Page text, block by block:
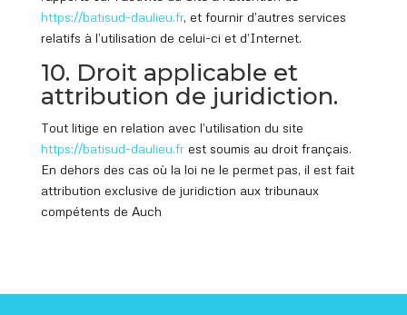
https://batisud-daulieu.fr, et fournir d’autres services
relatifs à l’utilisation de celui-ci et d’Internet.
10. Droit applicable et
attribution de juridiction.
Tout litige en relation avec l’utilisation du site
https://batisud-daulieu.frest soumis au droit français.
En dehors des cas où la loi ne le permet pas, il est fait
attribution exclusive de juridiction aux tribunaux
compétents de Auch